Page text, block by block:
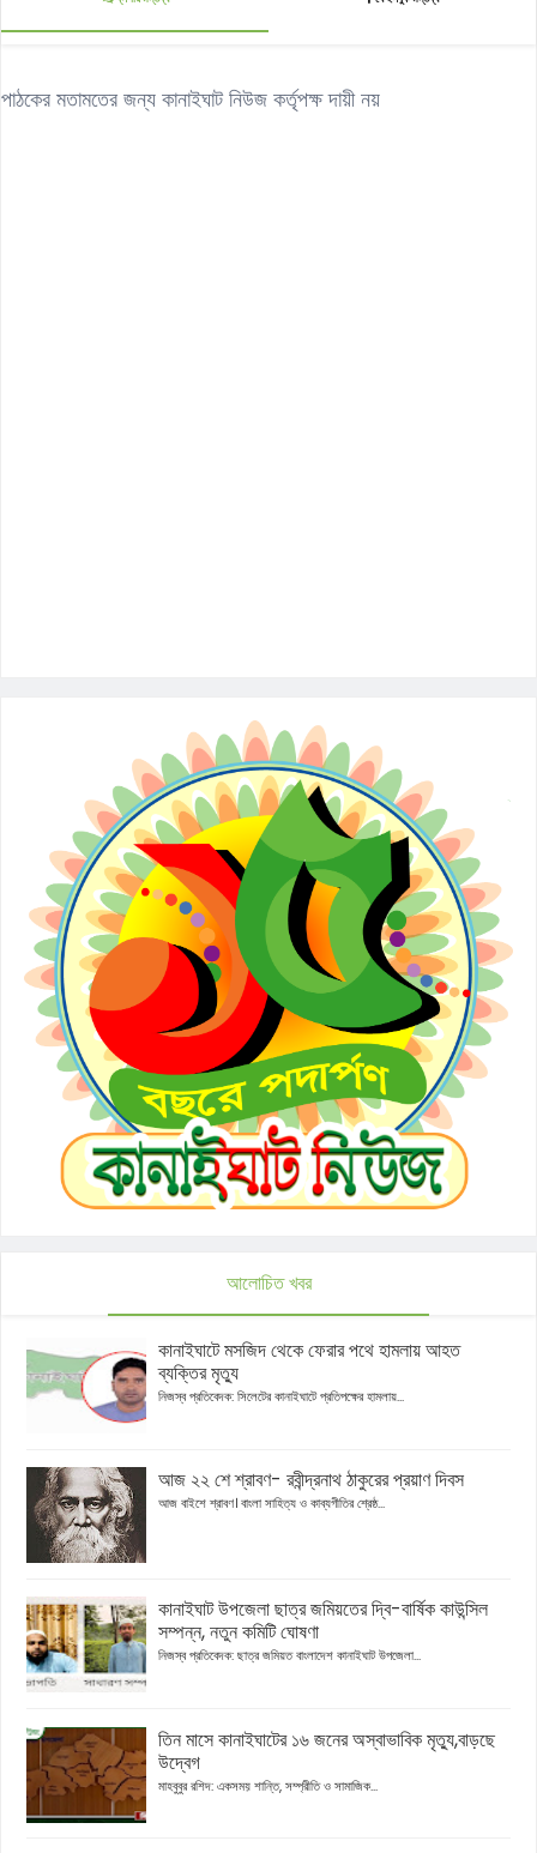
পাঠকের মতামতের জন্য কানাইঘাট নিউজ কর্তৃপক্ষ দায়ী নয়
আলোচিত খবর
কানাইঘাটে মসজিদ থেকে ফেরার পথে হামলায় আহত
ব্যক্তির মৃত্যু
নিজস্ব প্রতিবেদক: সিলেটের কানাইঘাটে প্রতিপক্ষের হামলায়...
আজ ২২ শে শ্রাবণ- রবীন্দ্রনাথ ঠাকুরের প্রয়াণ দিবস
আজ বাইশে শ্রাবণ। বাংলা সাহিত্য ও কাব্যগীতির শ্রেষ্ঠ...
কানাইঘাট উপজেলা ছাত্র জমিয়তের দ্বি-বার্ষিক কাউন্সিল
সম্পন্ন, নতুন কমিটি ঘোষণা
নিজস্ব প্রতিবেদক: ছাত্র জমিয়ত বাংলাদেশ কানাইঘাট উপজেলা...
তিন মাসে কানাইঘাটের ১৬ জনের অস্বাভাবিক মৃত্যু,বাড়ছে
উদ্বেগ
মাহবুবুর রশিদ: একসময় শান্তি, সম্প্রীতি ও সামাজিক...